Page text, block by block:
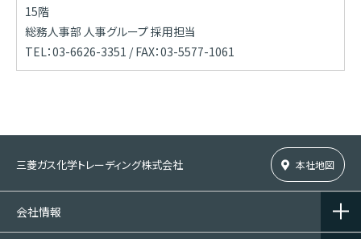
15階
総務人事部 人事グループ 採用担当
TEL：03-6626-3351 / FAX：03-5577-1061
三菱ガス化学トレーディング株式会社 本社地図
会社情報